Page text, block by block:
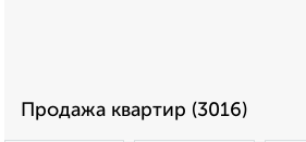
Продажа квартир (3016)